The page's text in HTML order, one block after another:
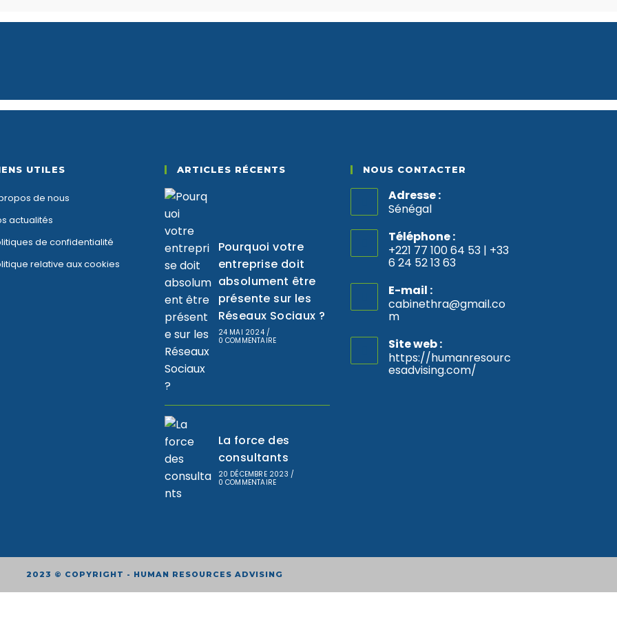
UTILES
de nous
actualités
de confidentialité
relative aux cookies
ARTICLES RÉCENTS
Pourquoi votre
entreprise doit
absolument être
présente sur les
Réseaux Sociaux ?
24 MAI 2024 /
0 COMMENTAIRE
La force des
consultants
20 DÉCEMBRE 2023 /
0 COMMENTAIRE
NOUS CONTACTER
Adresse :
Sénégal
Téléphone :
+221 77 100 64 53 | +33
6 24 52 13 63
E-mail :
cabinethra@gmail.co
mS’ouvre
votre
application
Site web :
https://humanresourc
esadvising.com/
2023 © COPYRIGHT - HUMAN RESOURCES ADVISING